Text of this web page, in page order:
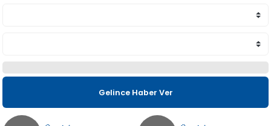
Gelince Haber Ver